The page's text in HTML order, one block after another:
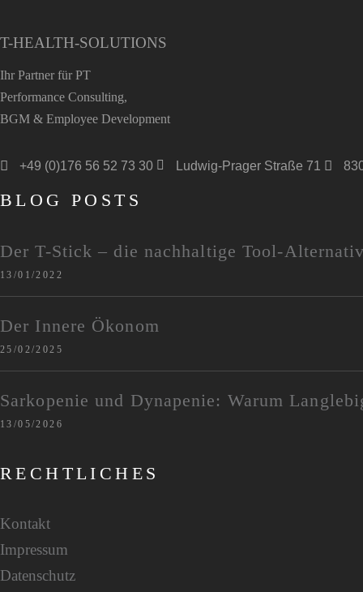
T-HEALTH-SOLUTIONS
Ihr Partner für PT
Performance Consulting,
BGM & Employee Development
+49 (0)176 56 52 73 30 Ludwig-Prager Straße 71
BLOG POSTS
Der T-Stick – die nachhaltige Tool-
13/01/2022
Der Innere Ökonom
25/02/2025
Sarkopenie und Dynapenie: Warum
13/05/2026
RECHTLICHES
Kontakt
Impressum
Datenschutz